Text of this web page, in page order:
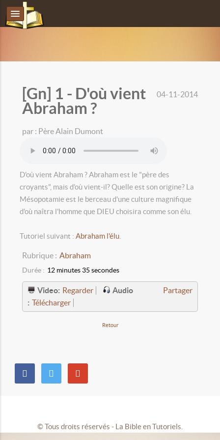
04-11-2014
[Gn] 1 - D'où vient
Abraham ?
par : Père Alain Dumont
D'où vient Abraham ? Abraham est le "père des
croyants", mais d'où vient-il? Quelle est son origine? La
Mésopotamie est le berceau d'une culture magnifique
d'où naîtra l'homme que DIEU choisira comme son élu.
Tutoriel suivant : Abraham l'élu
Rubrique : Abraham
Durée : 12 minutes 35 secondes
Partager
Video: Regarder
Audio
: Télécharger
Retour
© Tous droits réservés - La Bible en Tutoriels.